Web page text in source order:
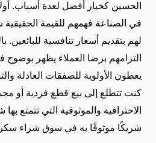
الحسين كخيار أفضل لعدة أسباب.
في الصناعة فهمهم للقيمة
لهم بتقديم أسعار تنافسية للبائعين.
التزامهم برضا العملاء يظهر
يعطون الأولوية للصفقات العادلة
كنت تتطلع إلى بيع قطع فردية أو
الاحترافية والموثوقية التي تتمتع
شريكًا موثوقًا به في سوق شراء